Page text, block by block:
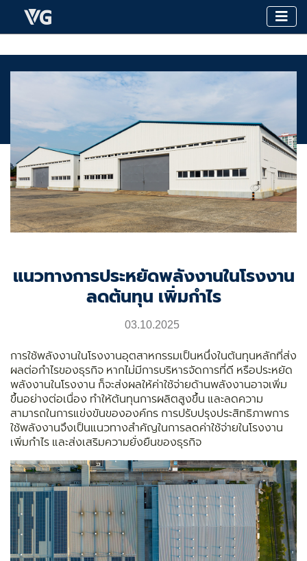
แนวทางการประหยัดพลังงานในโรงงาน
ลดต้นทุน เพิ่มกำไร
03.10.2025
การใช้พลังงานในโรงงานอุตสาหกรรมเป็นหนึ่งในต้นทุนหลักที่ส่ง
ผลต่อกำไรของธุรกิจ หากไม่มีการบริหารจัดการที่ดี หรือประหยัด
พลังงานในโรงงาน ก็จะส่งผลให้ค่าใช้จ่ายด้านพลังงานอาจเพิ่ม
ขึ้นอย่างต่อเนื่อง ทำให้ต้นทุนการผลิตสูงขึ้น และลดความ
สามารถในการแข่งขันขององค์กร การปรับปรุงประสิทธิภาพการ
ใช้พลังงานจึงเป็นแนวทางสำคัญในการลดค่าใช้จ่ายในโรงงาน
เพิ่มกำไร และส่งเสริมความยั่งยืนของธุรกิจ